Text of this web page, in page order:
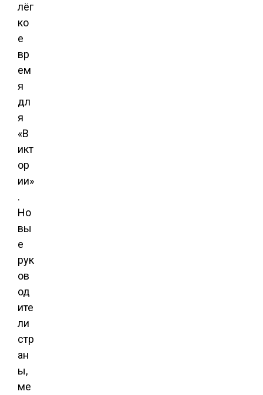
лёг
ко
е
вр
ем
я
дл
я
«В
икт
ор
ии»
.
Но
вы
е
рук
ов
од
ите
ли
стр
ан
ы,
ме